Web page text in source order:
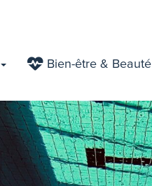
Bien-être & Beauté